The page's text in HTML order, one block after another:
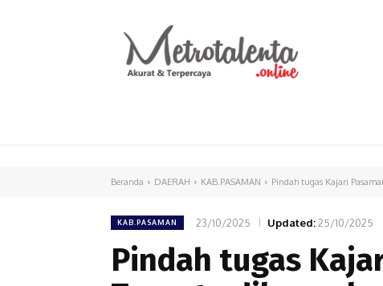
Beranda DAERAH KAB.PASAMAN Pindah tugas Kajari
KAB.PASAMAN 23/10/2025 Updated:25/10/2025
Pindah tugas